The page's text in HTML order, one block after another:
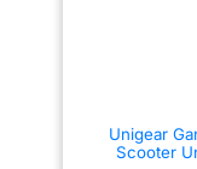
CONSTRUCTION
Construit à partir de
durables pour
rigueurs de la conduite
Unigear
Scooter